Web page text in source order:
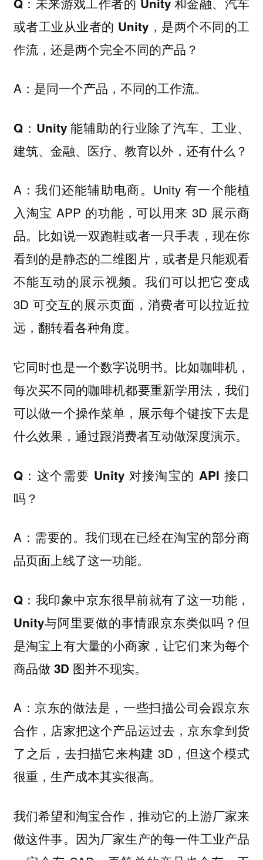
或者工业从业者的 Unity，是两个不同的工
作流，还是两个完全不同的产品？
A：是同一个产品，不同的工作流。
Q：Unity 能辅助的行业除了汽车、工业、
建筑、金融、医疗、教育以外，还有什么？
A：我们还能辅助电商。Unity 有一个能植
入淘宝 APP 的功能，可以用来 3D 展示商
品。比如说一双跑鞋或者一只手表，现在你
看到的是静态的二维图片，或者是只能观看
不能互动的展示视频。我们可以把它变成
3D 可交互的展示页面，消费者可以拉近拉
远，翻转看各种角度。
它同时也是一个数字说明书。比如咖啡机，
每次买不同的咖啡机都要重新学用法，我们
可以做一个操作菜单，展示每个键按下去是
什么效果，通过跟消费者互动做深度演示。
Q：这个需要 Unity 对接淘宝的 API 接口
吗？
A：需要的。我们现在已经在淘宝的部分商
品页面上线了这一功能。
Q：我印象中京东很早前就有了这一功能，
Unity与阿里要做的事情跟京东类似吗？但
是淘宝上有大量的小商家，让它们来为每个
商品做 3D 图并不现实。
A：京东的做法是，一些扫描公司会跟京东
合作，店家把这个产品运过去，京东拿到货
了之后，去扫描它来构建 3D，但这个模式
很重，生产成本其实很高。
我们希望和淘宝合作，推动它的上游厂家来
做这件事。因为厂家生产的每一件工业产品